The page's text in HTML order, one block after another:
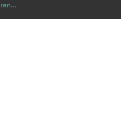
...